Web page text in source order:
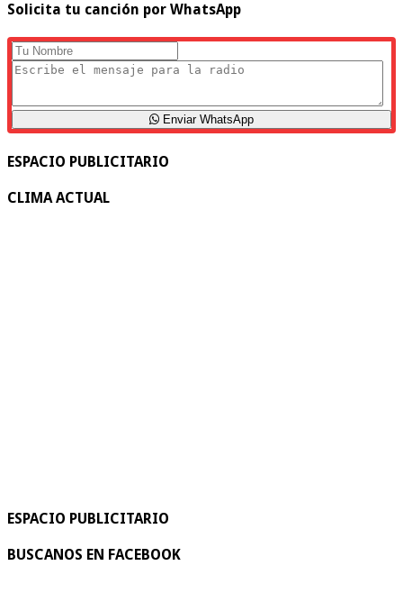
Solicita tu canción por WhatsApp
Enviar WhatsApp
ESPACIO PUBLICITARIO
CLIMA ACTUAL
ESPACIO PUBLICITARIO
BUSCANOS EN FACEBOOK